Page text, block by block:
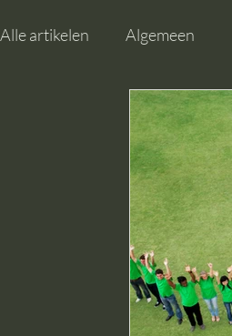
Alle artikelen Algemeen